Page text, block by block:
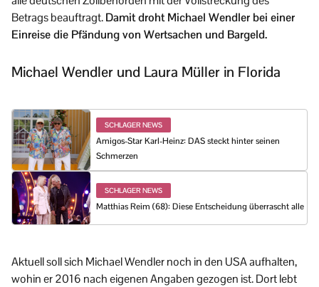
Betrags beauftragt.Damit droht Michael Wendler bei einer
Einreise die Pfändung von Wertsachen und Bargeld.
Michael Wendler und Laura Müller in Florida
SCHLAGER NEWS
Amigos-Star Karl-Heinz: DAS steckt hinter seinen
Schmerzen
SCHLAGER NEWS
Matthias Reim (68): Diese Entscheidung überrascht alle
Aktuell soll sich Michael Wendler noch in den USA aufhalten,
wohin er 2016 nach eigenen Angaben gezogen ist. Dort lebt